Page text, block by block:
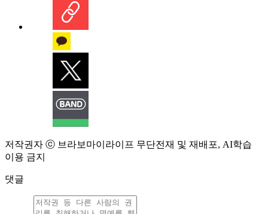
저작권자 ⓒ 브라보마이라이프 무단전재 및 재배포, AI학습
이용 금지
댓글